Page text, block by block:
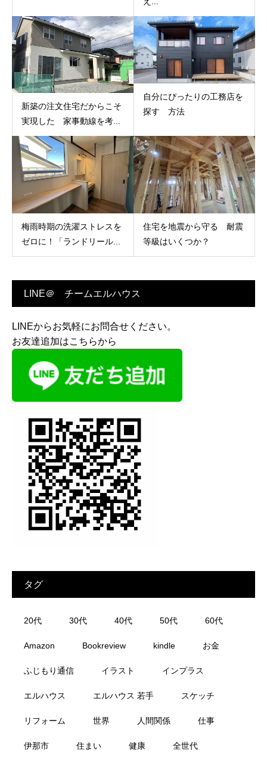
新築の注文住宅だからこそ
実現した 家事動線を考...
自分にぴったりの工務店を
探す 方法
梅雨時期の洗濯ストレスを
ゼロに！「ランドリール...
住宅を地震から守る 耐震
等級はいくつか？
LINE＠ チームエルハウス
LINEからお気軽にお問合せください。
お友達追加はこちらから
タグ
20代 30代 40代 50代 60代
Amazon Bookreview kindle お金
ふじもり通信 イラスト インプラス
エルハウス エルハウス 若手 スケッチ
リフォーム 世界 人間関係 仕事
伊那市 住まい 健康 全世代